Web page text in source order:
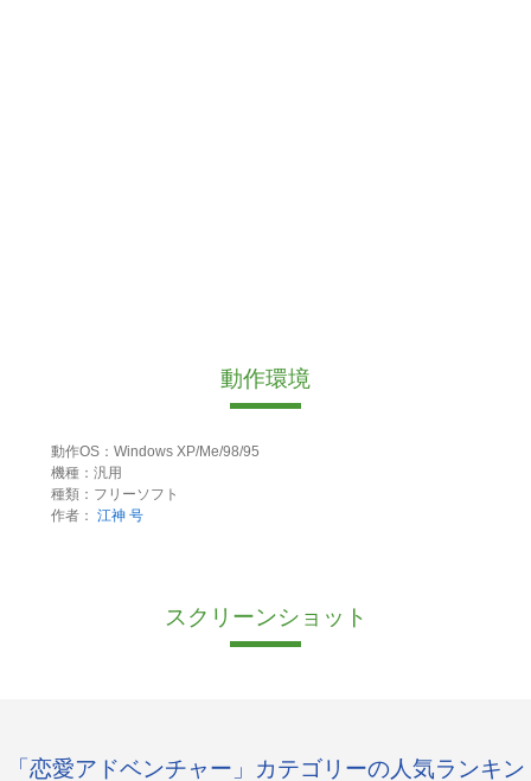
動作環境
動作OS：Windows XP/Me/98/95
機種：汎用
種類：フリーソフト
作者： 江神 号
スクリーンショット
「恋愛アドベンチャー」カテゴリーの人気ランキン